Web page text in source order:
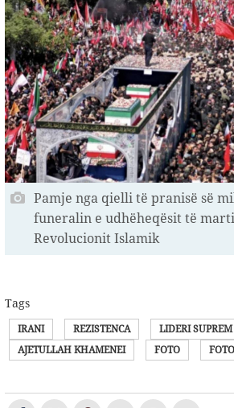
Pamje nga qielli të pranisë së
funeralin e udhëheqësit të
Revolucionit Islamik
Tags
IRANI REZISTENCA
LIDERI
AJETULLAH KHAMENEI
FOTO